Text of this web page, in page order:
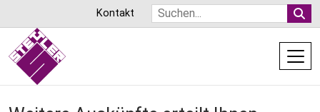
zum
Inhalt
Kontakt Suche